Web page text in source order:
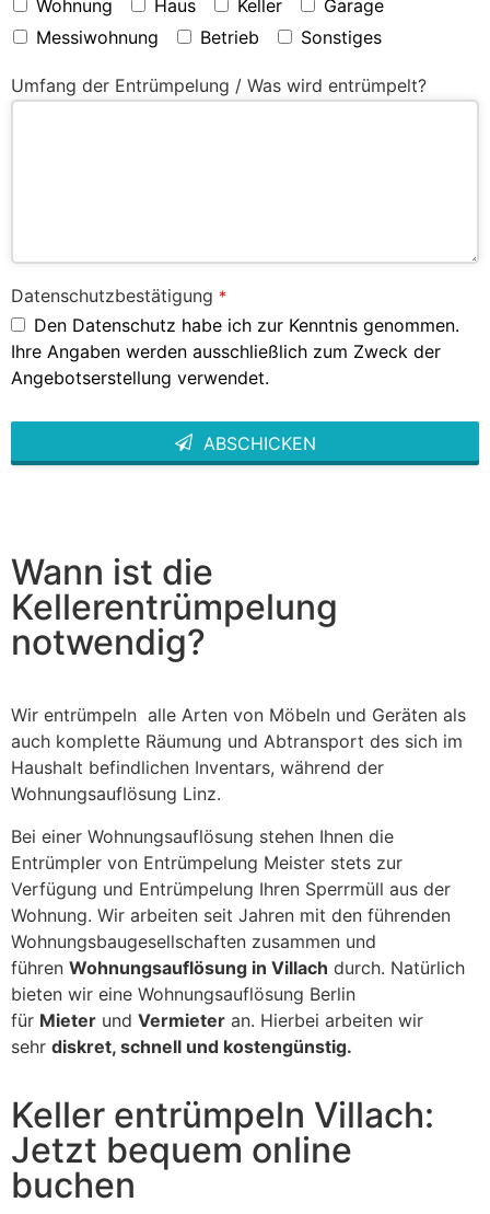
Wohnung Haus Keller
Garage
Messiwohnung
Betrieb Sonstiges
Umfang der Entrümpelung / Was wird entrümpelt?
Datenschutzbestätigung *
Den Datenschutz habe ich zur Kenntnis genommen.
Ihre Angaben werden ausschließlich zum Zweck der
Angebotserstellung verwendet.
ABSCHICKEN
blank
Wann ist die
Kellerentrümpelung
notwendig?
Wir entrümpeln alle Arten von Möbeln und Geräten als
auch komplette Räumung und Abtransport des sich im
Haushalt befindlichen Inventars, während der
Wohnungsauflösung Linz.
Bei einer Wohnungsauflösung stehen Ihnen die
Entrümpler von Entrümpelung Meister stets zur
Verfügung und Entrümpelung Ihren Sperrmüll aus der
Wohnung. Wir arbeiten seit Jahren mit den führenden
Wohnungsbaugesellschaften zusammen und
führen Wohnungsauflösung in Villach durch. Natürlich
bieten wir eine Wohnungsauflösung Berlin
für Mieter und Vermieter an. Hierbei arbeiten wir
sehr diskret, schnell und kostengünstig.
Keller entrümpeln Villach:
Jetzt bequem online
buchen